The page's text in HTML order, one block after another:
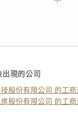
現的公司
股份有限公司 的工
股份有限公司 的工